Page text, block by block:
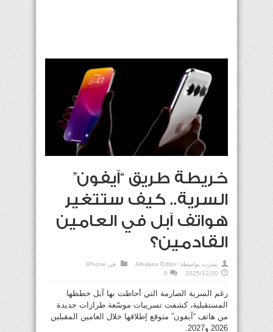
خريطة طريق “آيفون”
السرية.. كيف ستتغير
هواتف آبل في العامين
القادمين؟
نشرت بواسطة: Alhakea Editor في iPhone
2025/12/20
0
رغم السرية الصارمة التي أحاطت بها آبل خططها
المستقبلية، كشفت تسريبات موسّعة طرازات جديدة
من هاتف “آيفون” متوقع إطلاقها خلال العامين المقبلين
2026 و2027.